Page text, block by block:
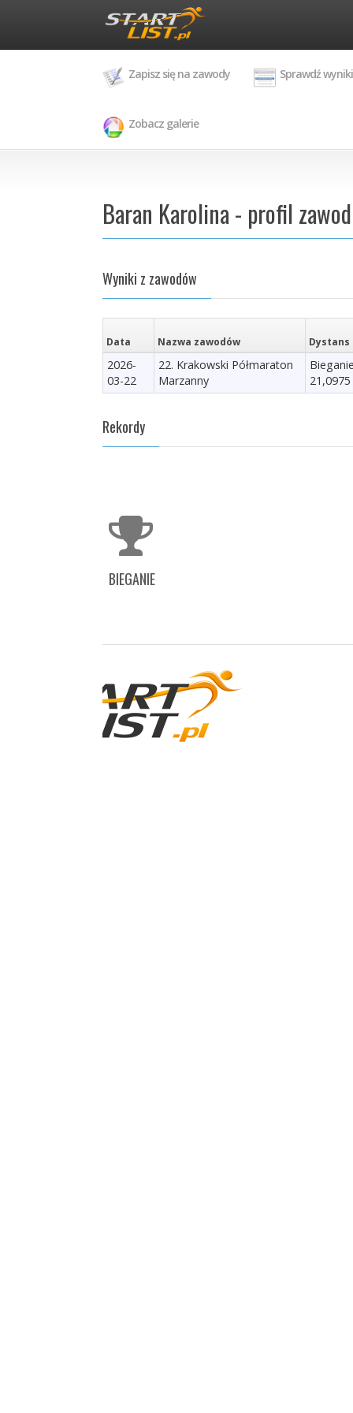
Zapisz się na zawody Sprawdź wyniki
Zobacz galerie
Baran Karolina - profil
Wyniki z zawodów
Data Nazwa zawodów Dystans
2026-
03-22
22. Krakowski Półmaraton
Marzanny
Rekordy
BIEGANIE